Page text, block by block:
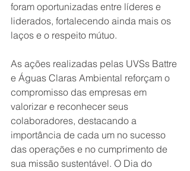
foram oportunizadas entre líderes e
liderados, fortalecendo ainda mais os
laços e o respeito mútuo.
As ações realizadas pelas UVSs Battre
e Águas Claras Ambiental reforçam o
compromisso das empresas em
valorizar e reconhecer seus
colaboradores, destacando a
importância de cada um no sucesso
das operações e no cumprimento de
sua missão sustentável. O Dia do